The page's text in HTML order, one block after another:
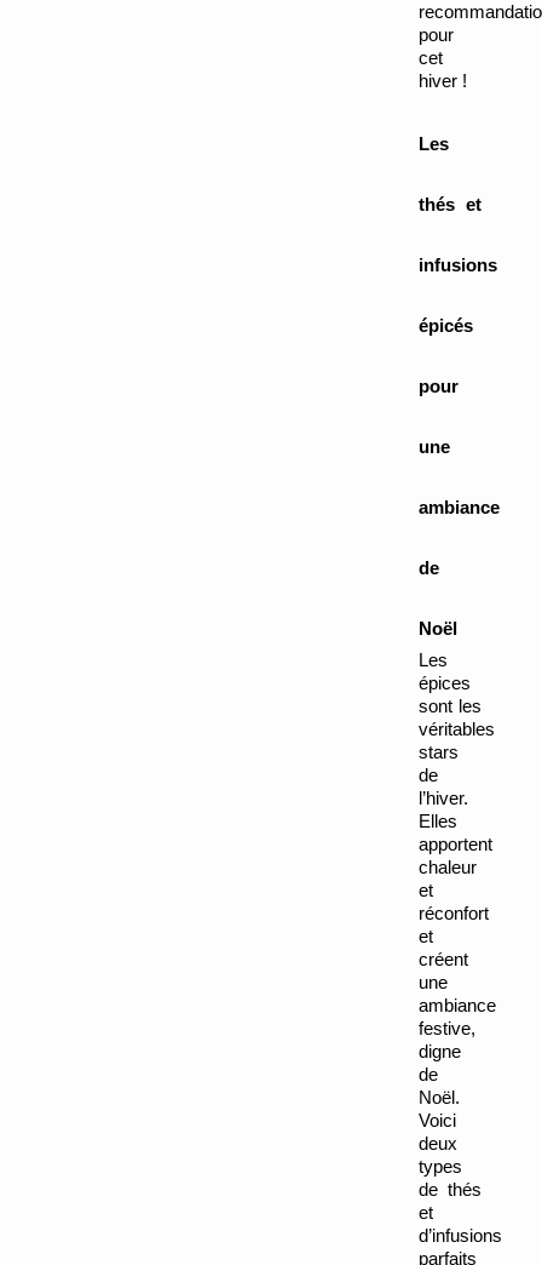
pour
cet
hiver !
Les
thés et
infusions
épicés
pour
une
ambiance
de
Noël
Les
épices
sont les
véritables
stars
de
l’hiver.
Elles
apportent
chaleur
et
réconfort
et
créent
une
ambiance
festive,
digne
de
Noël.
Voici
deux
types
de thés
et
d’infusions
parfaits